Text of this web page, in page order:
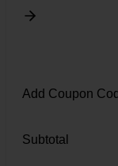
Add Coupon
Subtotal